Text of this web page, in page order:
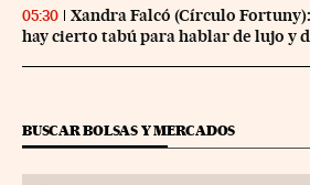
05:30
Xandra Falcó (Círculo
hay cierto tabú para hablar de lujo y
BUSCAR BOLSAS Y MERCADOS